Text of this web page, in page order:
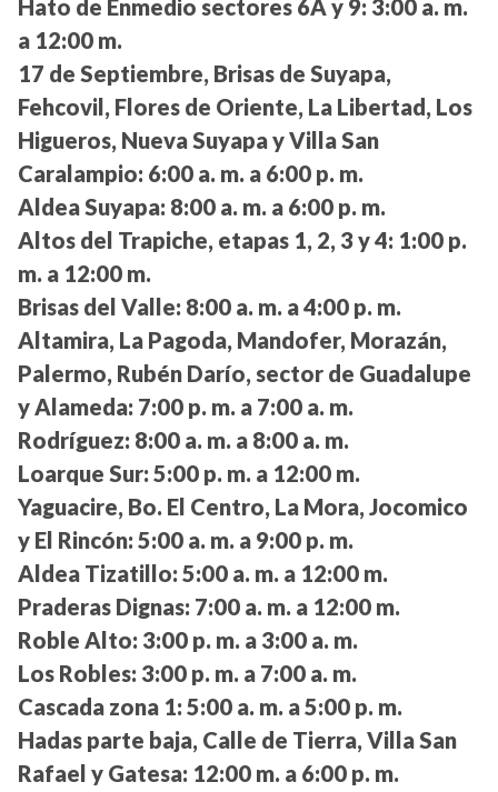
Hato de Enmedio sectores 6A y 9: 3:00 a. m.
a 12:00 m.
17 de Septiembre, Brisas de Suyapa,
Fehcovil, Flores de Oriente, La Libertad, Los
Higueros, Nueva Suyapa y Villa San
Caralampio: 6:00 a. m. a 6:00 p. m.
Aldea Suyapa: 8:00 a. m. a 6:00 p. m.
Altos del Trapiche, etapas 1, 2, 3 y 4: 1:00 p.
m. a 12:00 m.
Brisas del Valle: 8:00 a. m. a 4:00 p. m.
Altamira, La Pagoda, Mandofer, Morazán,
Palermo, Rubén Darío, sector de Guadalupe
y Alameda: 7:00 p. m. a 7:00 a. m.
Rodríguez: 8:00 a. m. a 8:00 a. m.
Loarque Sur: 5:00 p. m. a 12:00 m.
Yaguacire, Bo. El Centro, La Mora, Jocomico
y El Rincón: 5:00 a. m. a 9:00 p. m.
Aldea Tizatillo: 5:00 a. m. a 12:00 m.
Praderas Dignas: 7:00 a. m. a 12:00 m.
Roble Alto: 3:00 p. m. a 3:00 a. m.
Los Robles: 3:00 p. m. a 7:00 a. m.
Cascada zona 1: 5:00 a. m. a 5:00 p. m.
Hadas parte baja, Calle de Tierra, Villa San
Rafael y Gatesa: 12:00 m. a 6:00 p. m.